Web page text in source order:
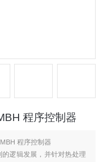
程序控制器
程序控制器
逻辑发展，并针对热处理